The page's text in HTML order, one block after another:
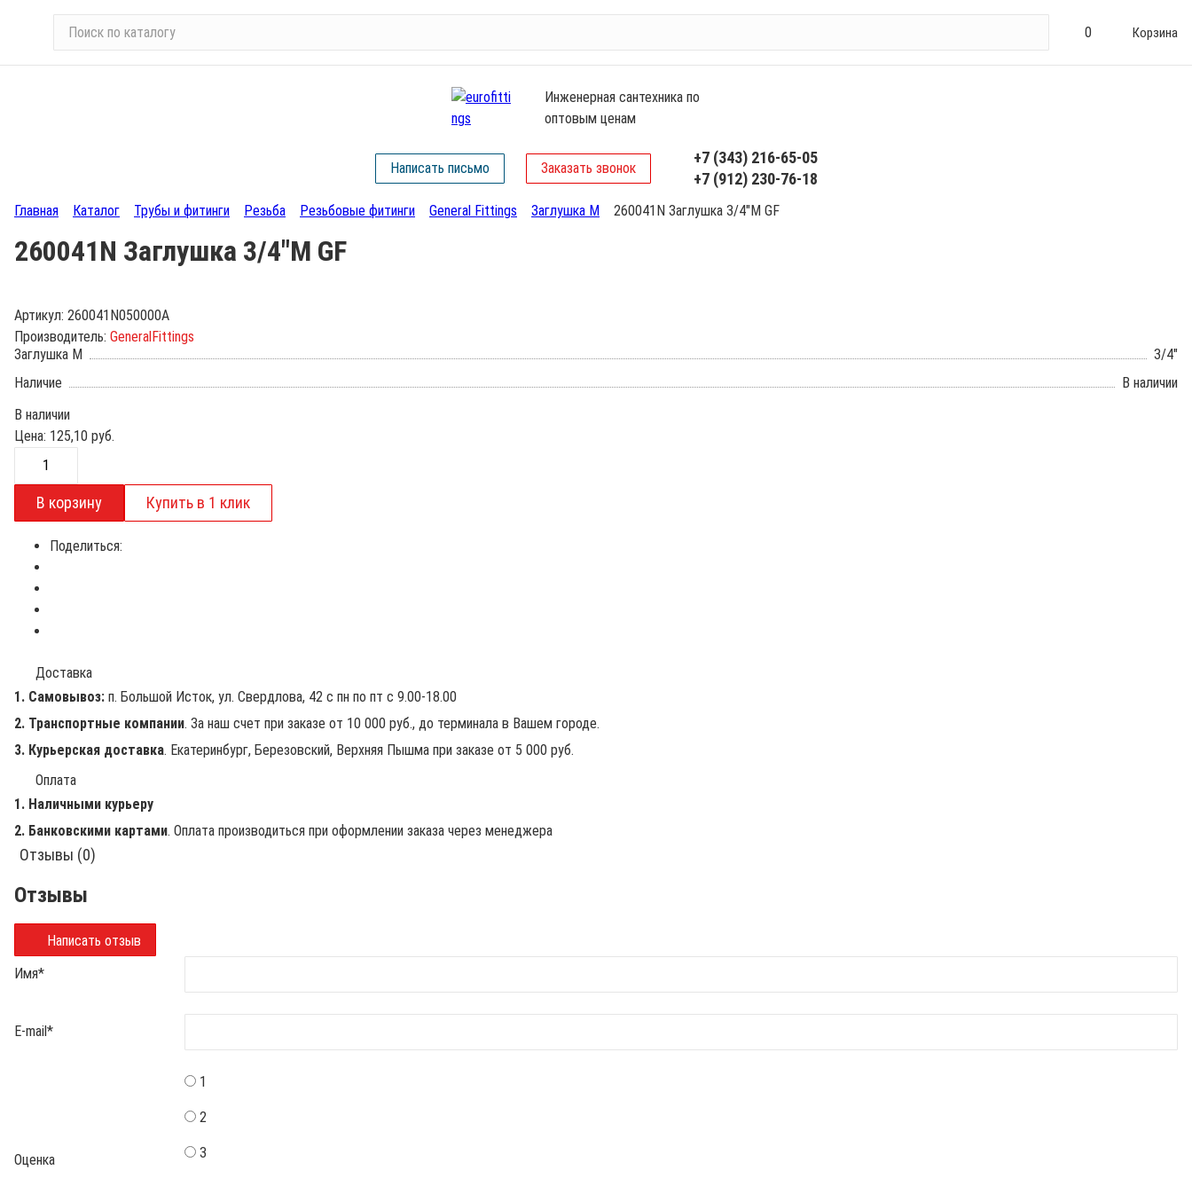
и
т
л
у
0 Корзина
Инженерная сантехника по
оптовым ценам
Написать письмо Заказать звонок
+7 (343) 216-65-05
+7 (912) 230-76-18
Главная Каталог Трубы и фитинги Резьба Резьбовые фитинги General Fittings Заглушка М 260041N Заглушка 3/4"М GF
260041N Заглушка 3/4"М GF
Артикул: 260041N050000A
Производитель: GeneralFittings
Заглушка М
3/4"
Наличие
В наличии
В наличии
Цена: 125,10 руб.
Поделиться:
Доставка
1. Самовывоз: п. Большой Исток, ул. Свердлова, 42 с пн по пт с 9.00-18.00
2. Транспортные компании. За наш счет при заказе от 10 000 руб., до терминала в Вашем городе.
3. Курьерская доставка. Екатеринбург, Березовский, Верхняя Пышма при заказе от 5 000 руб.
Оплата
1. Наличными курьеру
2. Банковскими картами. Оплата производиться при оформлении заказа через менеджера
Отзывы (0)
Отзывы
Написать отзыв
Имя*
E-mail *
Оценка
1
2
3